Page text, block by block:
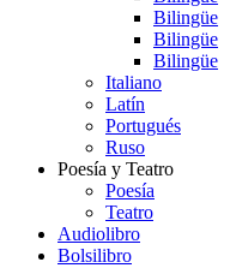
Bilingüe
Bilingüe
Bilingüe
Italiano
Latín
Portugués
Ruso
Poesía y Teatro
Poesía
Teatro
Audiolibro
Bolsilibro